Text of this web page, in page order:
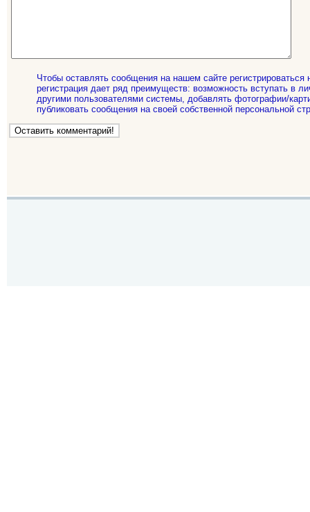
Чтобы оставлять сообщения на нашем сайте регистрироваться
регистрация дает ряд преимуществ: возможность вступать в
другими пользователями системы, добавлять фотографии/
публиковать сообщения на своей собственной персональной